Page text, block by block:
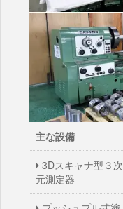
主な設備
3Dスキャナ型３次
元測定器